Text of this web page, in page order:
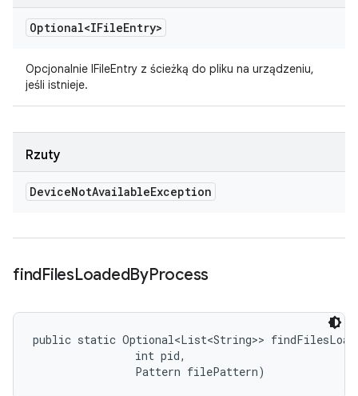
Optional<IFileEntry>
Opcjonalnie IFileEntry z ścieżką do pliku na urządzeniu,
jeśli istnieje.
Rzuty
DeviceNotAvailableException
findFilesLoadedByProcess
public static Optional<List<String>>
                int pid,
                Pattern filePattern)